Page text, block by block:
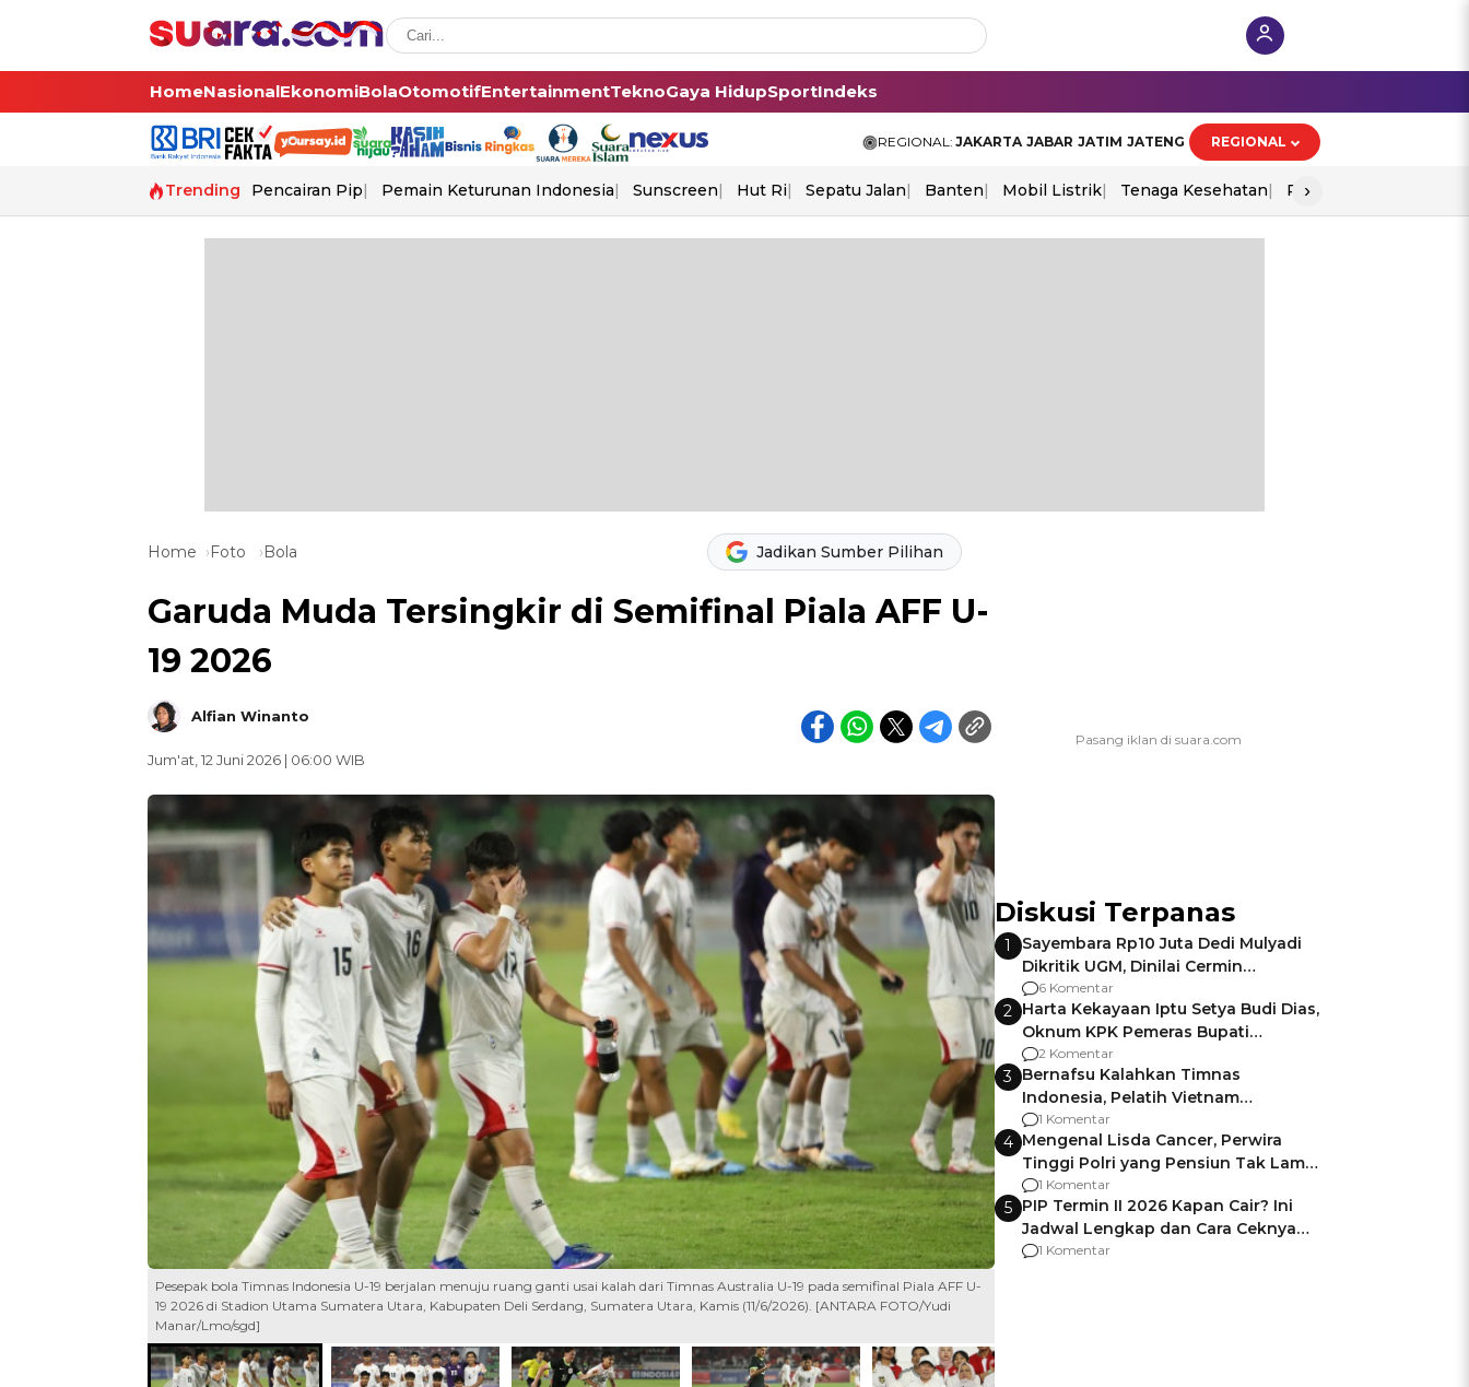
HomeNasionalEkonomiBolaOtomotifEntertainmentTeknoGaya HidupSportIndeks
REGIONAL: JAKARTA JABAR JATIM JATENG REGIONAL
Trending Pencairan Pip Pemain Keturunan Indonesia Sunscreen Hut Ri Sepatu Jalan Banten Mobil Listrik Tenaga Kesehatan Perang As-Iran
›
Home Foto Bola Jadikan Sumber Pilihan
Garuda Muda Tersingkir di Semifinal Piala AFF U-
19 2026
Alfian Winanto
Jum'at, 12 Juni 2026 | 06:00 WIB
Pesepak bola Timnas Indonesia U-19 berjalan menuju ruang ganti usai kalah dari Timnas Australia U-19 pada semifinal Piala AFF U-
19 2026 di Stadion Utama Sumatera Utara, Kabupaten Deli Serdang, Sumatera Utara, Kamis (11/6/2026). [ANTARA FOTO/Yudi
Manar/Lmo/sgd]
Diskusi Terpanas
1
Sayembara Rp10 Juta Dedi Mulyadi
Dikritik UGM, Dinilai Cermin
Gagalnya Negara Jamin Keamanan
6 Komentar
2 Harta Kekayaan Iptu Setya Budi Dias,
Oknum KPK Pemeras Bupati
Pemalang
2 Komentar
3 Bernafsu Kalahkan Timnas
Indonesia, Pelatih Vietnam
Berencana Pakai Jimat di Pakansari
1 Komentar
4 Mengenal Lisda Cancer, Perwira
Tinggi Polri yang Pensiun Tak Lama
Usai Jadi Brigjen
1 Komentar
5 PIP Termin II 2026 Kapan Cair? Ini
Jadwal Lengkap dan Cara Ceknya
agar Dana Tidak Hangus!
1 Komentar